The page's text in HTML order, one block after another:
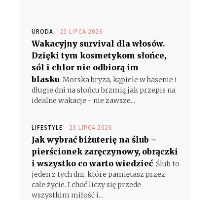
URODA 23 LIPCA 2026
Wakacyjny survival dla włosów.
Dzięki tym kosmetykom słońce,
sól i chlor nie odbiorą im
blasku Morska bryza, kąpiele w basenie i
długie dni na słońcu brzmią jak przepis na
idealne wakacje - nie zawsze...
LIFESTYLE 23 LIPCA 2026
Jak wybrać biżuterię na ślub –
pierścionek zaręczynowy, obrączki
i wszystko co warto wiedzieć Ślub to
jeden z tych dni, które pamiętasz przez
całe życie. I choć liczy się przede
wszystkim miłość i...